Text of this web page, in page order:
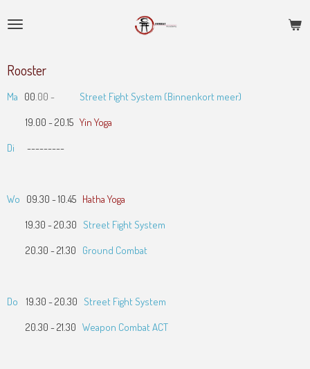
direct
hoofdinhoud
Rooster
Ma 00.00 -
Street Fight System (Binnenkort meer)
19.00 - 20.15 Yin Yoga
Di ---------
Wo 09.30 - 10.45 Hatha Yoga
19.30 - 20.30 Street Fight System
20.30 - 21.30 Ground Combat
Do 19.30 - 20.30 Street Fight System
20.30 - 21.30 Weapon Combat ACT